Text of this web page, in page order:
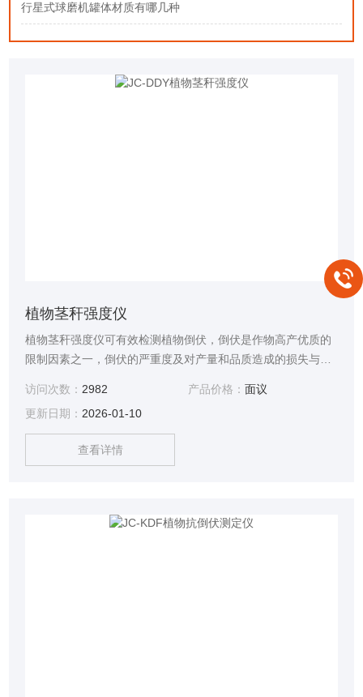
行星式球磨机罐体材质有哪几种
植物茎秆强度仪
植物茎秆强度仪可有效检测植物倒伏，倒伏是作物高产优质的
限制因素之一，倒伏的严重度及对产量和品质造成的损失与作
伏性进行了广泛深入的研究，提出株高、茎粗和根冠比与抗倒
性呈显著相关，降低株高是提高抗倒伏性的有效措施，基部茎
粗、单位节间干重和壁厚度与抗倒伏性呈显著负相关。
访问次数：2982 产品价格： 面议
更新日期：2026-01-10
查看详情